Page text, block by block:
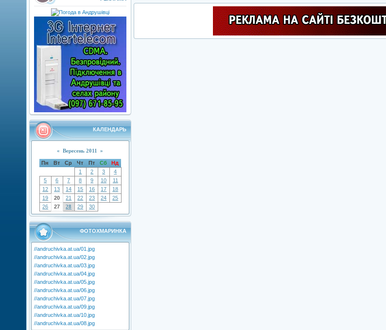
КАЛЕНДАРЬ
« Вересень 2011 »
Пн Вт Ср Чт Пт Сб
Нд
1
2 3
4
5
6 7 8 9 10
11
12
13 14 15 16 17
18
19
20 21 22 23 24
25
26
27 28 29 30
ФОТОХМАРИНКА
//andruchivka.at.ua/01.jpg
//andruchivka.at.ua/02.jpg
//andruchivka.at.ua/03.jpg
//andruchivka.at.ua/04.jpg
//andruchivka.at.ua/05.jpg
//andruchivka.at.ua/06.jpg
//andruchivka.at.ua/07.jpg
//andruchivka.at.ua/09.jpg
//andruchivka.at.ua/10.jpg
//andruchivka.at.ua/08.jpg